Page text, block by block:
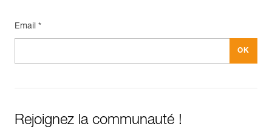
Email *
Rejoignez la communauté !